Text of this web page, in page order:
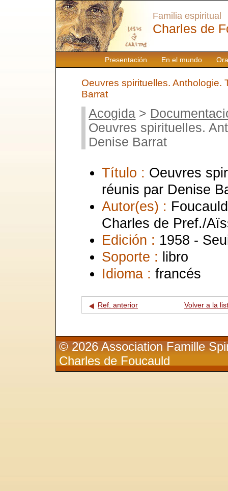
Presentación En el mundo
Familia espiritual
Charles de
Oeuvres spirituelles. Anthologie.
Barrat
Acogida >
Oeuvres spirituelles.
Denise Barrat
Título : Oeuvres
réunis par Denise
Autor(es) :
Charles de Pref./
Edición : 1958 -
Soporte : libro
Idioma : francés
Ref. anterior Volver a la
© 2026 Association Famille
Charles de Foucauld